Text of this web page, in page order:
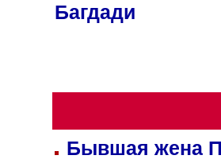
Багдади
Бывшая жена